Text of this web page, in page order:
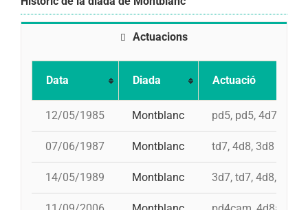
Actuacions
Data Diada Actuació
12/05/1985 Montblanc pd5, pd5, 4d7, 3d7,
07/06/1987 Montblanc td7, 4d8, 3d8
14/05/1989 Montblanc 3d7, td7, 4d8, i 3d8